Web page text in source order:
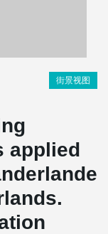
街景视图
applied